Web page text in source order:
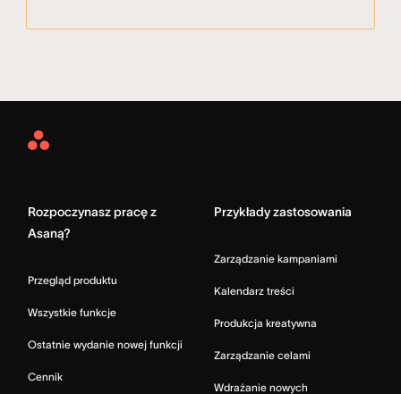
Asana
Rozpoczynasz pracę z
Asaną?
Przegląd produktu
Wszystkie funkcje
Ostatnie wydanie nowej funkcji
Cennik
Przykłady zastosowania
Zarządzanie kampaniami
Kalendarz treści
Produkcja kreatywna
Zarządzanie celami
Wdrażanie nowych